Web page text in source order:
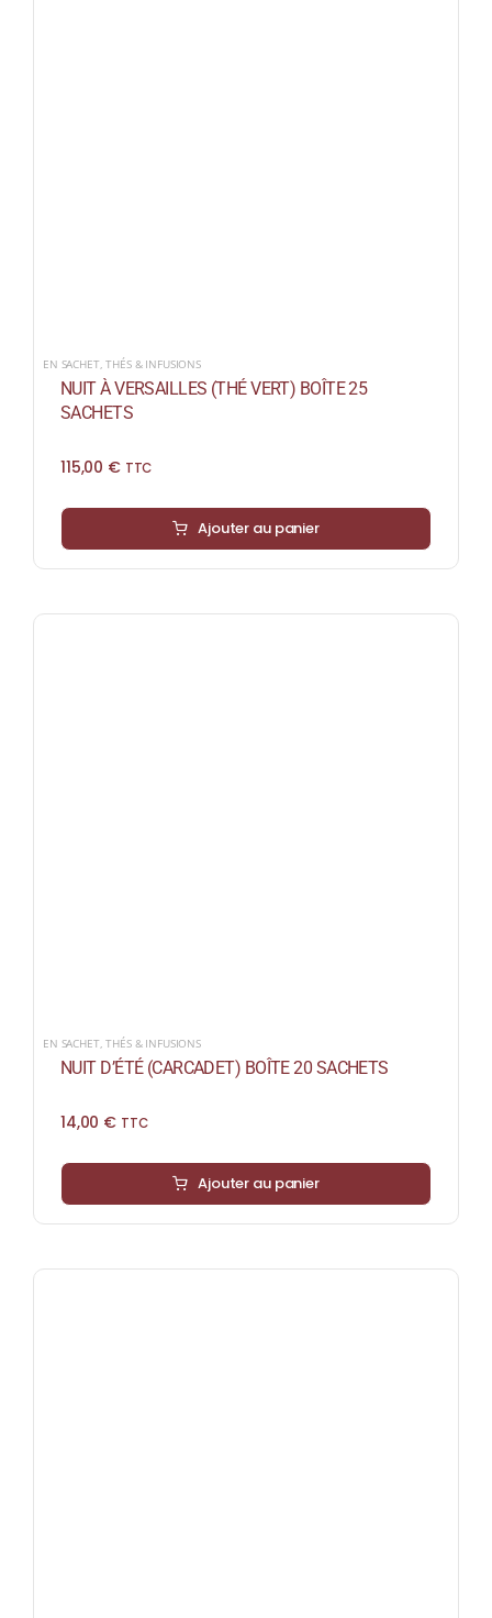
EN SACHET,THÉS & INFUSIONS
NUIT À VERSAILLES (THÉ VERT) BOÎTE 25
SACHETS
115,00 € TTC
Ajouter au panier
EN SACHET,THÉS & INFUSIONS
NUIT D’ÉTÉ (CARCADET) BOÎTE 20 SACHETS
14,00 € TTC
Ajouter au panier